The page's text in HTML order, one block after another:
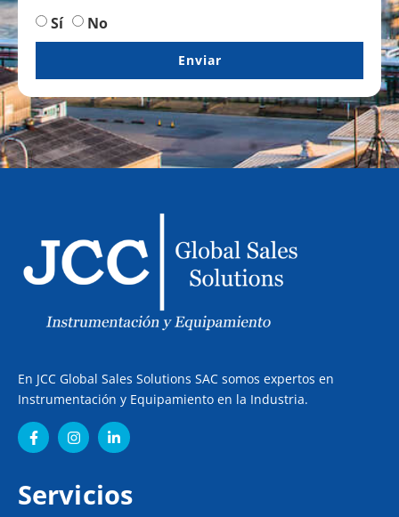
Sí
No
Enviar
En JCC Global Sales Solutions SAC somos expertos en
Instrumentación y Equipamiento en la Industria.
Servicios